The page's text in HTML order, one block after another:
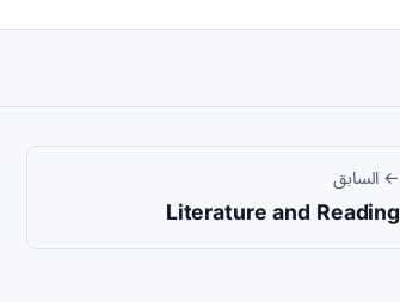
←السابق
Literature and Reading